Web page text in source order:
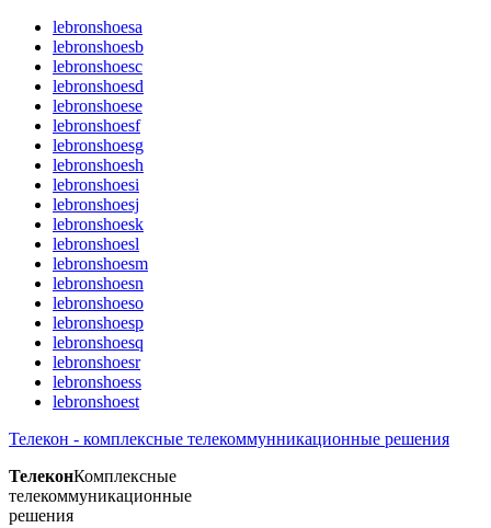
lebronshoesa
lebronshoesb
lebronshoesc
lebronshoesd
lebronshoese
lebronshoesf
lebronshoesg
lebronshoesh
lebronshoesi
lebronshoesj
lebronshoesk
lebronshoesl
lebronshoesm
lebronshoesn
lebronshoeso
lebronshoesp
lebronshoesq
lebronshoesr
lebronshoess
lebronshoest
Телекон - комплексные телекоммунникационные решения
ТелеконКомплексные
телекоммуникационные
решения